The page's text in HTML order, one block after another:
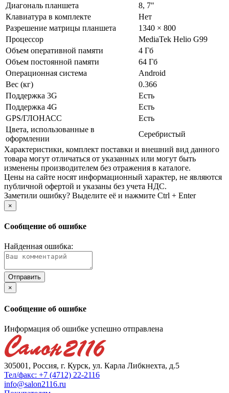
Диагональ планшета
8, 7"
Клавиатура в комплекте
Нет
Разрешение матрицы планшета
1340 × 800
Процессор
MediaTek Helio G99
Объем оперативной памяти
4 Гб
Объем постоянной памяти
64 Гб
Операционная система
Android
Вес (кг)
0.366
Поддержка 3G
Есть
Поддержка 4G
Есть
GPS/ГЛОНАСС
Есть
Цвета, использованные в
оформлении
Серебристый
Xарактеристики, комплект поставки и внешний вид данного
товара могут отличаться от указанных или могут быть
изменены производителем без отражения в каталоге.
Цены на сайте носят информационный характер, не являются
публичной офертой и указаны без учета НДС.
Заметили ошибку? Выделите её и нажмите Ctrl + Enter
×
Сообщение об ошибке
Найденная ошибка:
×
Сообщение об ошибке
Информация об ошибке успешно отправлена
305001, Россия, г. Курск, ул. Карла Либкнехта, д.5
Тел/факс: +7 (4712) 22-2116
info@salon2116.ru